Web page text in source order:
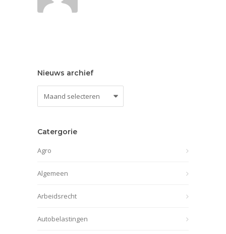
Nieuws archief
Catergorie
Agro
Algemeen
Arbeidsrecht
Autobelastingen